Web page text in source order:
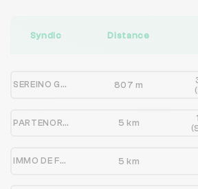
Syndic Distance
SEREINO GESTION 807 m
PARTENORD HABITAT 5 km
IMMO DE FRANCE HAUTS DE FRANCE 5 km